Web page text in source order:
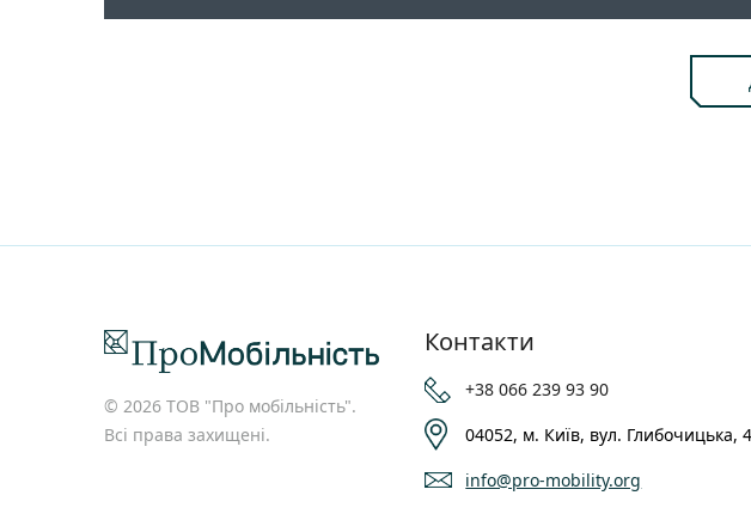
© 2026 ТОВ "Про мобільність".
Всі права захищені.
Контакти
+38 066 239 93 90
04052, м. Київ, вул. Глибочицька,
info@pro-mobility.org